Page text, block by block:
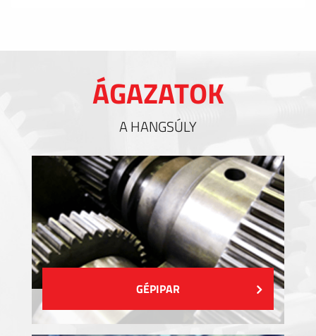
Kitöltések és hőkezelés
Szigetelés
MUTASS TÖBBET
ÁGAZATOK
A HANGSÚLY
GÉPIPAR